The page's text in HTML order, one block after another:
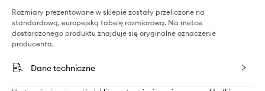
Rozmiary prezentowane w sklepie zostały przeliczone na
standardową, europejską tabelę rozmiarową. Na metce
dostarczonego produktu znajduje się oryginalne oznaczenie
producenta.
Dane techniczne